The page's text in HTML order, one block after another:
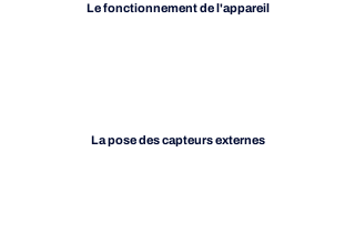
Le fonctionnement de l'appareil
La pose des capteurs externes